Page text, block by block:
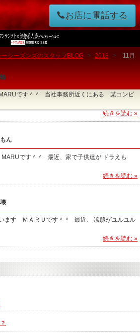
お店に電話する
シーズンズのスタッフBLOG > 2018 > 11月
です＾＾ 当社事務所近くにある 某コンビ
続きを読む »
ん
です＾＾ 最近、家で子供達が ドラえも
続きを読む »
ます ＭＡＲＵです＾＾ 最近、 涙腺がユルユル
続きを読む »